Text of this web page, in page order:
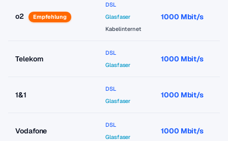
o2 Empfehlung
DSL
Glasfaser
Kabelinternet
1000 Mbit/s
Telekom
DSL
Glasfaser
1000 Mbit/s
1&1
DSL
Glasfaser
1000 Mbit/s
Vodafone
DSL
Glasfaser
1000 Mbit/s